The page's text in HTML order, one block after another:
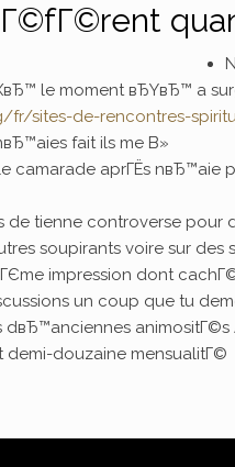
le moment вЂYвЂ™ a
fr/sites-de-rencontres-
fait ils me В»
camarade aprГЁs nвЂ™aie
de tienne controverse pour
soupirants voire sur des
impression dont
un coup que tu
demi-douzaine mensualitГ©